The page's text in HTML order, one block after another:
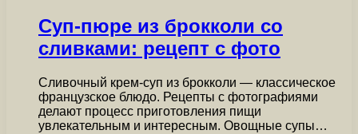
Суп-пюре из брокколи со
сливками: рецепт с фото
Сливочный крем-суп из брокколи — классическое
французское блюдо. Рецепты с фотографиями
делают процесс приготовления пищи
увлекательным и интересным. Овощные супы…